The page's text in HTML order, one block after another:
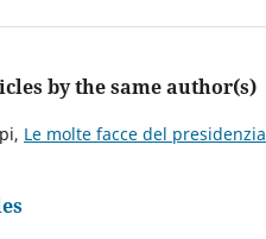
by the same author(s)
Le molte facce del